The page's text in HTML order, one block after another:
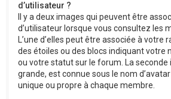
d’utilisateur ?
Il y a deux images qui peuvent être
d’utilisateur lorsque vous consultez les
L’une d’elles peut être associée à
des étoiles ou des blocs indiquant votre
ou votre statut sur le forum. La seconde
grande, est connue sous le nom
unique ou propre à chaque membre.